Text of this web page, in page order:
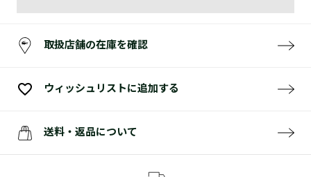
取扱店舗の在庫を確認
ウィッシュリストに追加する
送料・返品について